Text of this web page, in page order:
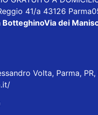
41/a 43126
BotteghinoVia dei
Volta, Parma, PR,